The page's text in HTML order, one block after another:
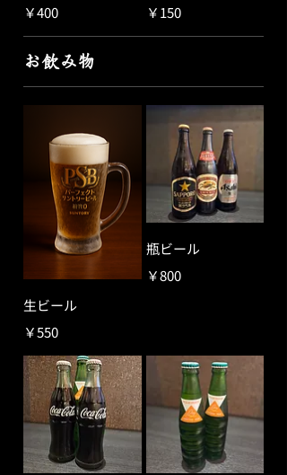
￥400
￥150
お飲み物
生ビール
￥550
瓶ビール
￥800